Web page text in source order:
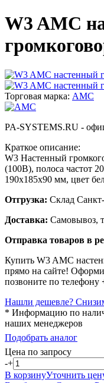
W3 AMC
Торговая марка: AMC
PA-SYSTEMS.RU -
Краткое описание:
W3 Настенный
(100В), полоса частот
190х185х90 мм, цвет
Отгрузка: Склад
Доставка: Самовывоз,
Отправка товаров в
Купить W3 AMC
прямо на сайте!
позвоните по телефону
Нашли дешевле?
* Информацию по
наших менеджеров
Подобрать аналог
Цена по запросу
-+
В корзинуУточнить